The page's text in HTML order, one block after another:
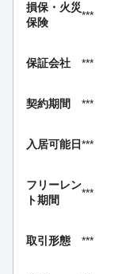
損保・ 火災
保険
***
保証会社 ***
契約期間 ***
入居可能日***
フリーレン
ト期間
***
取引形態 ***